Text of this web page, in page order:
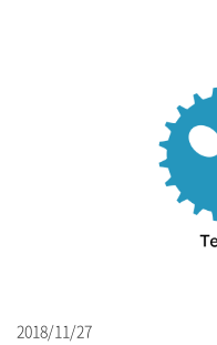
2018/11/27